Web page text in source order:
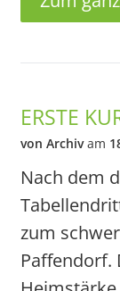
ERSTE
von Archivam
Nach dem
zum
Paffendorf.